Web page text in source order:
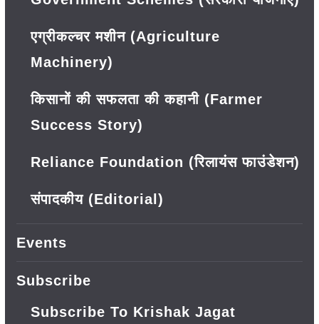
एग्रीकल्चर मशीन (Agriculture
Machinery)
किसानों की सफलता की कहानी (Farmer
Success Story)
Reliance Foundation (रिलायंस फाउंडेशन)
संपादकीय (Editorial)
Events
Subscribe
Subscribe To Krishak Jagat